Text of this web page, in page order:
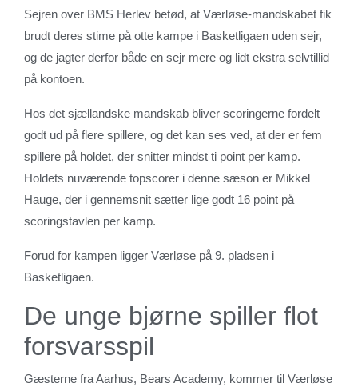
Sejren over BMS Herlev betød, at Værløse-mandskabet fik
brudt deres stime på otte kampe i Basketligaen uden sejr,
og de jagter derfor både en sejr mere og lidt ekstra selvtillid
på kontoen.
Hos det sjællandske mandskab bliver scoringerne fordelt
godt ud på flere spillere, og det kan ses ved, at der er fem
spillere på holdet, der snitter mindst ti point per kamp.
Holdets nuværende topscorer i denne sæson er Mikkel
Hauge, der i gennemsnit sætter lige godt 16 point på
scoringstavlen per kamp.
Forud for kampen ligger Værløse på 9. pladsen i
Basketligaen.
De unge bjørne spiller flot
forsvarsspil
Gæsterne fra Aarhus, Bears Academy, kommer til Værløse